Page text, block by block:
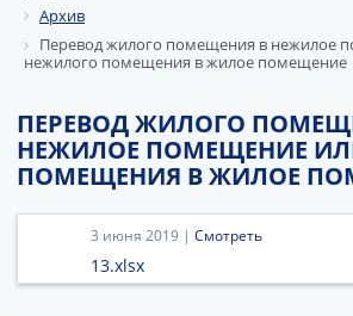
Муниципальные закупки
Муниципальное имущество
Публичные слушания и
Документы
Архив
Перевод жилого помещения в нежилое
нежилого помещения в жилое помещение
ПЕРЕВОД ЖИЛОГО
НЕЖИЛОЕ ПОМЕЩЕНИЕ
ПОМЕЩЕНИЯ В ЖИЛОЕ
3 июня 2019 | Смотреть
13.xlsx